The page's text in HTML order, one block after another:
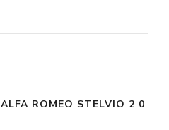
ROMEO STELVIO 2 0